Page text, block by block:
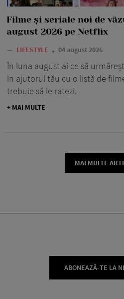
Filme și seriale noi de
august 2026 pe Netflix
— LIFESTYLE 04 august 2026
În luna august ai ce să
în ajutorul tău cu o listă de
trebuie să le ratezi.
+ MAI MULTE
MAI MULTE
ABONEAZĂ-TE LA